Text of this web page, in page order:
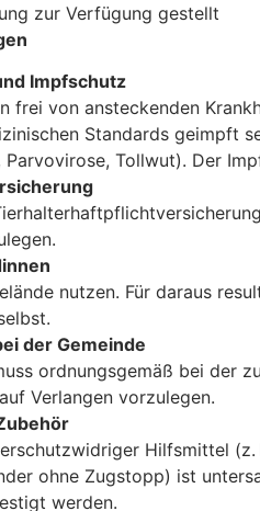
zur Verfügung gestellt
Impfschutz
frei von ansteckenden
Standards geimpft
Parvovirose, Tollwut). Der
nutzen. Für daraus
der Gemeinde
ordnungsgemäß bei der
Verlangen vorzulegen.
Hilfsmittel
ohne Zugstopp) ist
werden.